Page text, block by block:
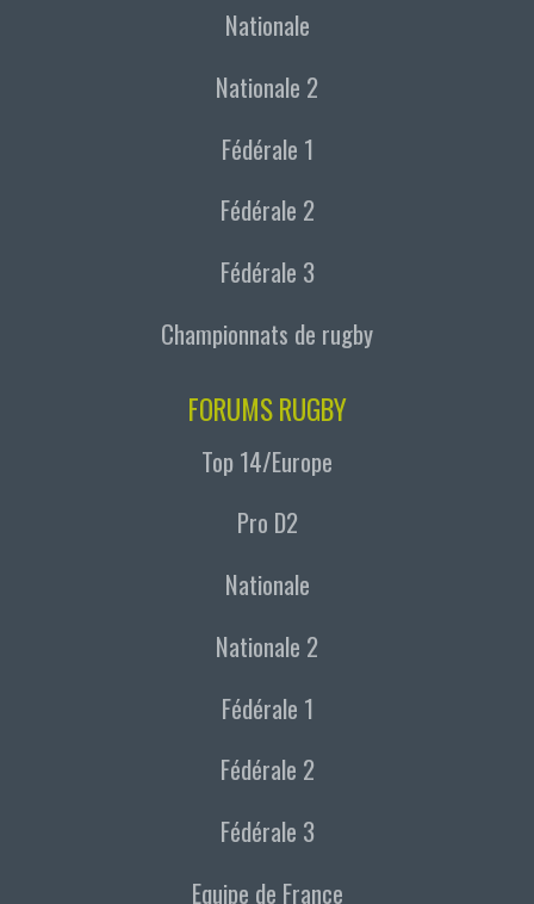
Nationale
Nationale 2
Fédérale 1
Fédérale 2
Fédérale 3
Championnats de rugby
FORUMS RUGBY
Top 14/Europe
Pro D2
Nationale
Nationale 2
Fédérale 1
Fédérale 2
Fédérale 3
Equipe de France